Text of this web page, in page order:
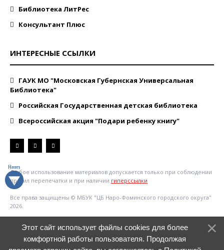
Библиотека ЛитРес
Консультант Плюс
ИНТЕРЕСНЫЕ ССЫЛКИ
ГАУК МО "Московская Губернская Универсальная
Библиотека"
Российская Государственная детская библиотека
Всероссийская акция "Подари ребенку книгу"
Любое использование материалов допускается только при соблюдении
правил перепечатки и при наличии гиперссылки
Все права защищены © МБУК "ЦБ Наро-Фоминского городского округа"
2026.
Этот сайт использует файлы cookies для более
комфортной работы пользователя. Продолжая